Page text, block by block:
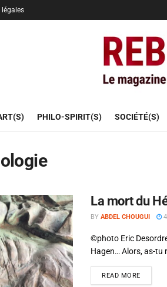
légales
PHILO-SPIRIT(S) SOCIÉTÉ(S)
La mort du
BY ABDEL CHOUGUI 4
©photo Eric
Hagen… Alors, as-tu
READ MORE